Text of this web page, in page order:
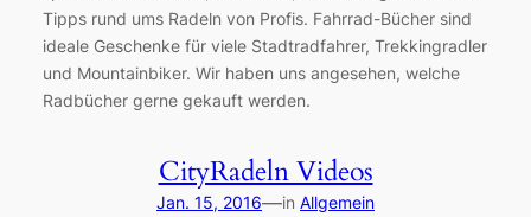
Tipps rund ums Radeln von Profis. Fahrrad-Bücher sind
ideale Geschenke für viele Stadtradfahrer, Trekkingradler
und Mountainbiker. Wir haben uns angesehen, welche
Radbücher gerne gekauft werden.
CityRadeln Videos
Jan. 15, 2016—in Allgemein